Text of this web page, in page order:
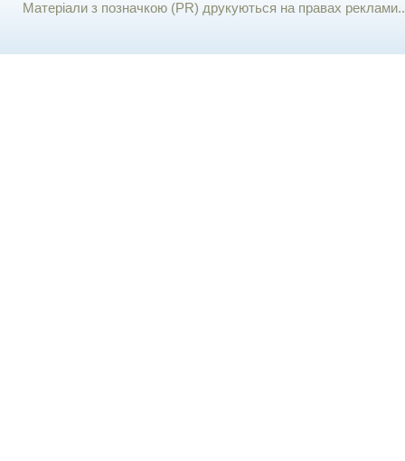
Матеріали з позначкою (PR) друкуються на правах реклами..